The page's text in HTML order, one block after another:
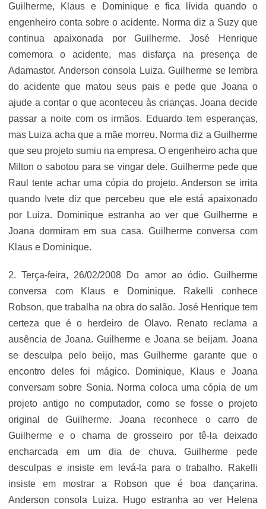
Guilherme, Klaus e Dominique e fica lívida quando o
engenheiro conta sobre o acidente. Norma diz a Suzy que
continua apaixonada por Guilherme. José Henrique
comemora o acidente, mas disfarça na presença de
Adamastor. Anderson consola Luiza. Guilherme se lembra
do acidente que matou seus pais e pede que Joana o
ajude a contar o que aconteceu às crianças. Joana decide
passar a noite com os irmãos. Eduardo tem esperanças,
mas Luiza acha que a mãe morreu. Norma diz a Guilherme
que seu projeto sumiu na empresa. O engenheiro acha que
Milton o sabotou para se vingar dele. Guilherme pede que
Raul tente achar uma cópia do projeto. Anderson se irrita
quando Ivete diz que percebeu que ele está apaixonado
por Luiza. Dominique estranha ao ver que Guilherme e
Joana dormiram em sua casa. Guilherme conversa com
Klaus e Dominique.
2. Terça-feira, 26/02/2008 Do amor ao ódio. Guilherme
conversa com Klaus e Dominique. Rakelli conhece
Robson, que trabalha na obra do salão. José Henrique tem
certeza que é o herdeiro de Olavo. Renato reclama a
ausência de Joana. Guilherme e Joana se beijam. Joana
se desculpa pelo beijo, mas Guilherme garante que o
encontro deles foi mágico. Dominique, Klaus e Joana
conversam sobre Sonia. Norma coloca uma cópia de um
projeto antigo no computador, como se fosse o projeto
original de Guilherme. Joana reconhece o carro de
Guilherme e o chama de grosseiro por tê-la deixado
encharcada em um dia de chuva. Guilherme pede
desculpas e insiste em levá-la para o trabalho. Rakelli
insiste em mostrar a Robson que é boa dançarina.
Anderson consola Luiza. Hugo estranha ao ver Helena